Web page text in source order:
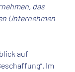
das
Unternehmen
auf
Im